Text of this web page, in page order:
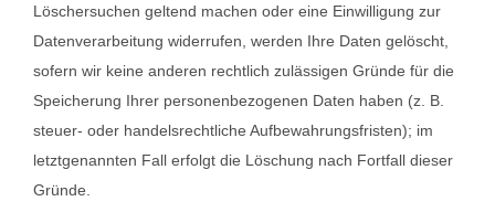
Löschersuchen geltend machen oder eine Einwilligung zur
Datenverarbeitung widerrufen, werden Ihre Daten gelöscht,
sofern wir keine anderen rechtlich zulässigen Gründe für die
Speicherung Ihrer personenbezogenen Daten haben (z. B.
steuer- oder handelsrechtliche Aufbewahrungsfristen); im
letztgenannten Fall erfolgt die Löschung nach Fortfall dieser
Gründe.